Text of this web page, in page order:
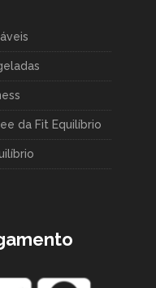
da Fit Equilíbrio